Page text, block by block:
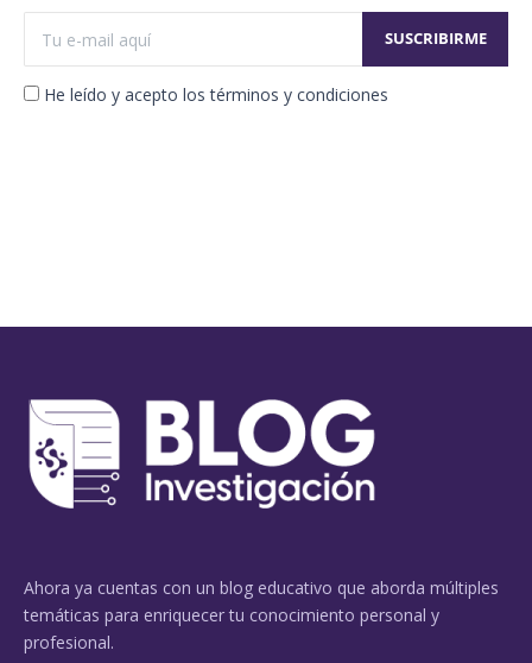
He leído y acepto los términos y condiciones
Ahora ya cuentas con un blog educativo que aborda múltiples
temáticas para enriquecer tu conocimiento personal y
profesional.